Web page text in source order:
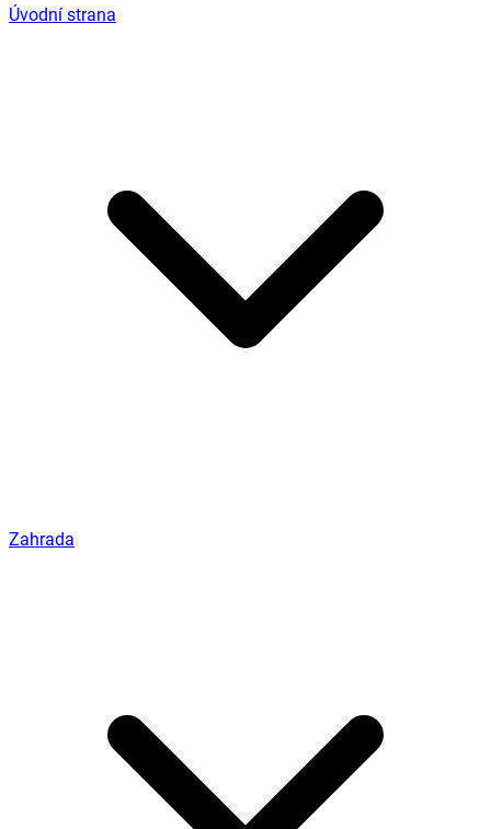
Úvodní strana
Zahrada